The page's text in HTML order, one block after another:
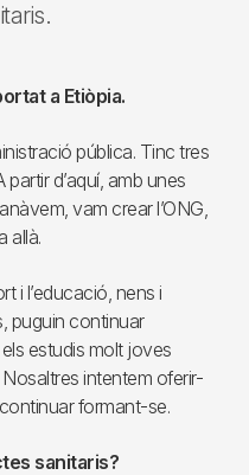
a Etiòpia.
pública. Tinc tres
partir d’aquí, amb unes
vam crear l’ONG,
allà.
i l’educació, nens i
puguin continuar
estudis molt joves
intentem oferir-
formant-se.
sanitaris?